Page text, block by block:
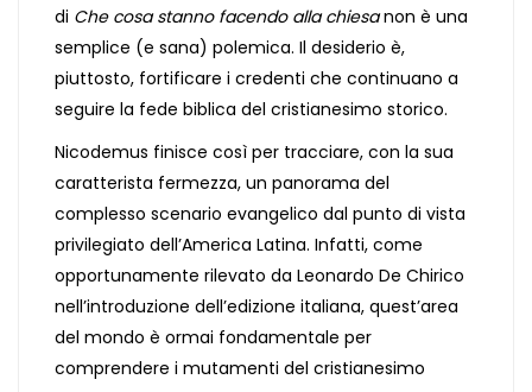
di Che cosa stanno facendo alla chiesanon è una
semplice (e sana) polemica. Il desiderio è,
piuttosto, fortificare i credenti che continuano a
seguire la fede biblica del cristianesimo storico.
Nicodemus finisce così per tracciare, con la sua
caratterista fermezza, un panorama del
complesso scenario evangelico dal punto di vista
privilegiato dell’America Latina. Infatti, come
opportunamente rilevato da Leonardo De Chirico
nell’introduzione dell’edizione italiana, quest’area
del mondo è ormai fondamentale per
comprendere i mutamenti del cristianesimo